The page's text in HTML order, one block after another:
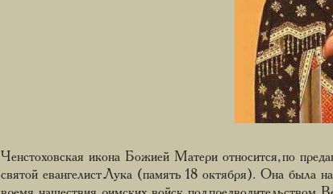
Ченстоховская икона Божией Матери относится, по
святой евангелист Лука (память 18 октября). Она